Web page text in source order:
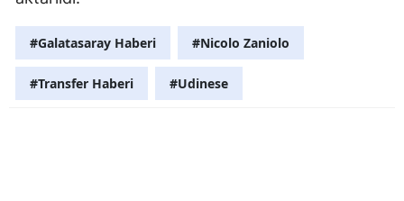
#Galatasaray Haberi #Nicolo Zaniolo
#Transfer Haberi #Udinese